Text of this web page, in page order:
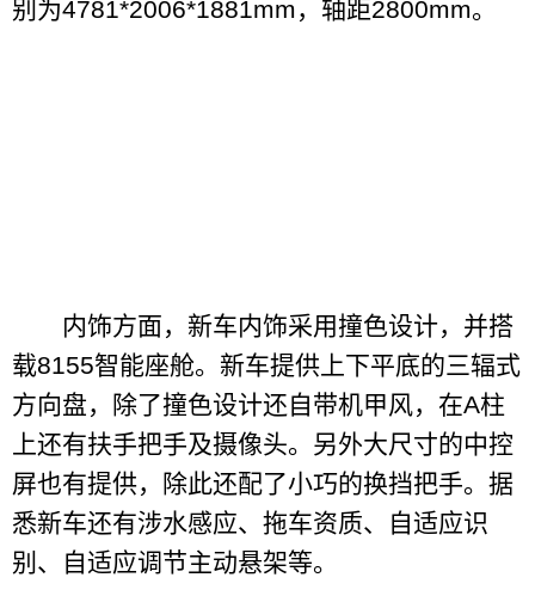
别为4781*2006*1881mm，轴距2800mm。
内饰方面，新车内饰采用撞色设计，并搭
载8155智能座舱。新车提供上下平底的三辐式
方向盘，除了撞色设计还自带机甲风，在A柱
上还有扶手把手及摄像头。另外大尺寸的中控
屏也有提供，除此还配了小巧的换挡把手。据
悉新车还有涉水感应、拖车资质、自适应识
别、自适应调节主动悬架等。